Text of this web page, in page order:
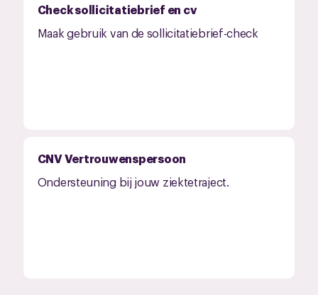
Check sollicitatiebrief en cv
Maak gebruik van de sollicitatiebrief-check
CNV Vertrouwenspersoon
Ondersteuning bij jouw ziektetraject.